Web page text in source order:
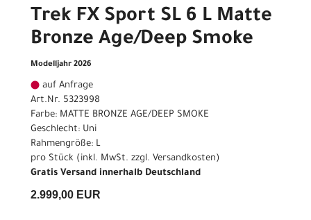
Trek FX Sport SL 6 L Matte
Bronze Age/Deep Smoke
Modelljahr 2026
auf Anfrage
Art.Nr. 5323998
Farbe: MATTE BRONZE AGE/DEEP SMOKE
Geschlecht: Uni
Rahmengröße: L
pro Stück (inkl. MwSt. zzgl. Versandkosten)
Gratis Versand innerhalb Deutschland
2.999,00 EUR